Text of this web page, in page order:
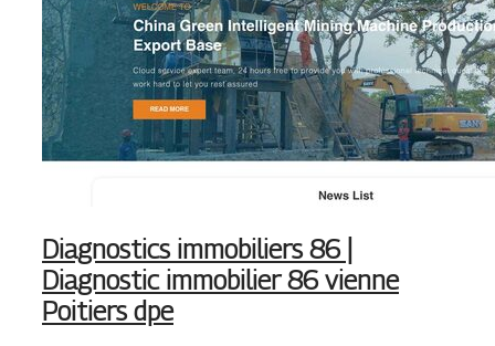
Diagnostics immobiliers 86 |
Diagnostic immobilier 86 vienne
Poitiers dpe